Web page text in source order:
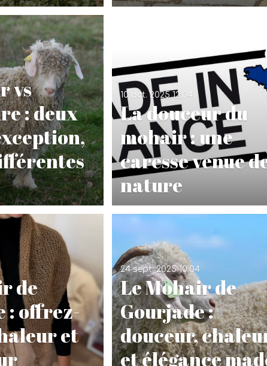
vs
: deux
La douceur du
mohair : une
caresse venue
nature
10 oct. 2025 12:04
de
: offrez-
et
Le Mohair de
Gourjade :
douceur,
et élégance
24 sept. 2025 10:04